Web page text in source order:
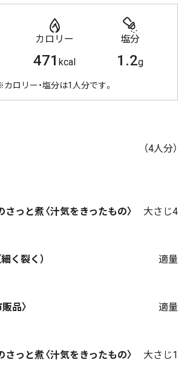
カロリー
471 kcal
塩分
1.2g
ロリー・塩分は1人分です。
（4人分）
っと煮〈汁気をきったもの〉 大さじ4
く裂く） 適量
品〉 適量
っと煮〈汁気をきったもの〉 大さじ1